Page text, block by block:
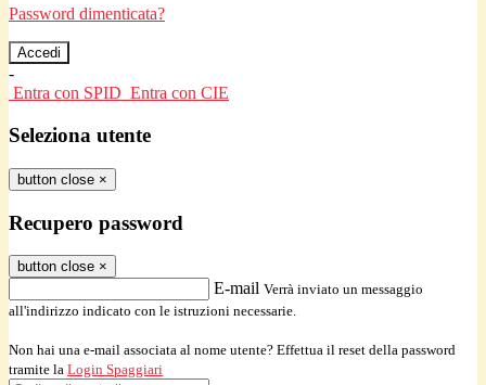
Password dimenticata?
-
Entra con SPID Entra con CIE
Seleziona utente
button close ×
Recupero password
button close ×
E-mail Verrà inviato un messaggio
all'indirizzo indicato con le istruzioni necessarie.
Non hai una e-mail associata al nome utente? Effettua il reset della password
tramite la Login Spaggiari